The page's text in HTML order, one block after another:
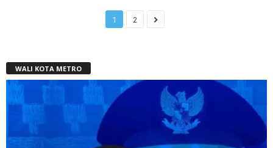
1 2
WALI KOTA METRO